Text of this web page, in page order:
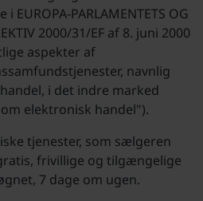
EUROPA-PARLAMENTETS OG
2000/31/EF af 8. juni 2000
aspekter af
navnlig
i det indre marked
elektronisk handel").
tjenester, som sælgeren
frivillige og tilgængelige
7 dage om ugen.